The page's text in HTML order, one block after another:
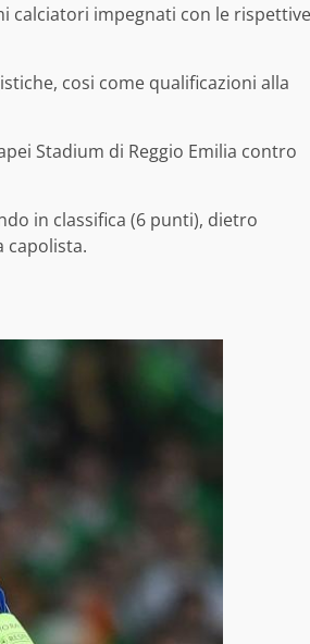
calciatori impegnati con le rispettive
cosi come qualificazioni alla
Stadium di Reggio Emilia contro
in classifica (6 punti), dietro
capolista.